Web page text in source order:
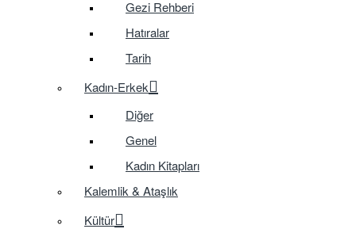
Gezi Rehberi
Hatıralar
Tarih
Kadın-Erkek
Diğer
Genel
Kadın Kitapları
Kalemlik & Ataşlık
Kültür